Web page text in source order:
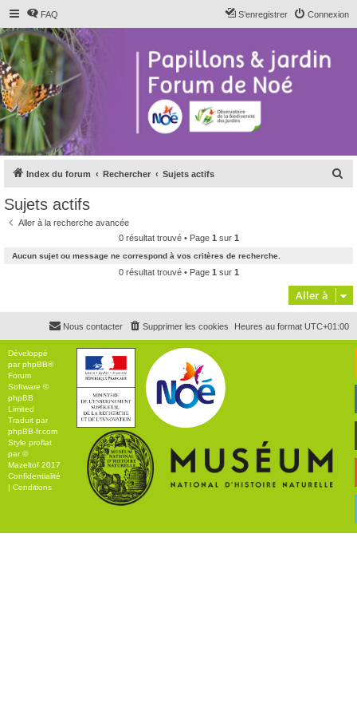
FAQ Connexion
S’enregistrer
Index du forum Rechercher Sujets actifs
c
h
e
Sujets actifs
Aller à la recherche avancée
0 résultat trouvé • Page 1 sur 1
Aucun sujet ou message ne correspond à vos critères de recherche.
0 résultat trouvé • Page 1 sur 1
Aller à
Heures au format UTC+01:00
Supprimer les cookies
Nous contacter
Développé
parphpBB®
Forum
Software ©
phpBB
Limited
Traduit par
phpBB-fr.com
Style proflat
par ©
Mazeltof 2017
Confidentialité
| Conditions